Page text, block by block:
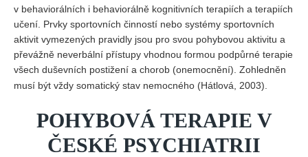
v behaviorálních i behaviorálně kognitivních terapiích a terapiích
učení. Prvky sportovních činností nebo systémy sportovních
aktivit vymezených pravidly jsou pro svou pohybovou aktivitu a
převážně neverbální přístupy vhodnou formou podpůrné terapie
všech duševních postižení a chorob (onemocnění). Zohledněn
musí být vždy somatický stav nemocného (Hátlová, 2003).
POHYBOVÁ TERAPIE V
ČESKÉ PSYCHIATRII